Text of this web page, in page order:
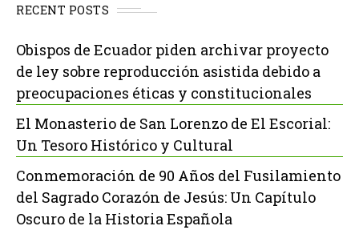
RECENT POSTS
Obispos de Ecuador piden archivar proyecto
de ley sobre reproducción asistida debido a
preocupaciones éticas y constitucionales
El Monasterio de San Lorenzo de El Escorial:
Un Tesoro Histórico y Cultural
Conmemoración de 90 Años del Fusilamiento
del Sagrado Corazón de Jesús: Un Capítulo
Oscuro de la Historia Española